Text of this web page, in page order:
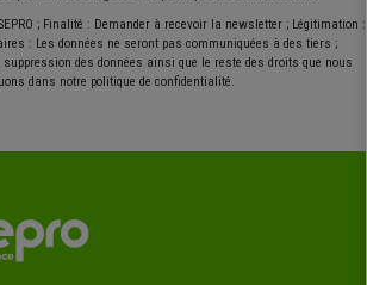
; Finalité : Demander à recevoir la newsletter ; Légitimation :
: Les données ne seront pas communiquées à des tiers ;
des données ainsi que le reste des droits que nous
dans notre politique de confidentialité.